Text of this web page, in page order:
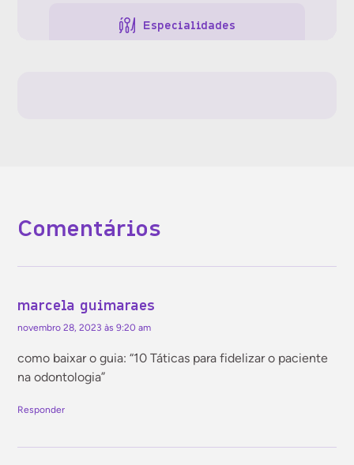
Especialidades
Comentários
marcela guimaraes
novembro 28, 2023 às 9:20 am
como baixar o guia: “10 Táticas para fidelizar o paciente
na odontologia”
Responder